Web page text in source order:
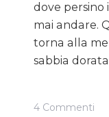
dove persino
mai andare.
torna alla
sabbia
4 Commenti